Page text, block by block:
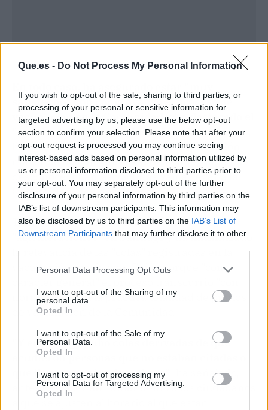
Que.es - Do Not Process My Personal Information
If you wish to opt-out of the sale, sharing to third parties, or
processing of your personal or sensitive information for
targeted advertising by us, please use the below opt-out
section to confirm your selection. Please note that after your
opt-out request is processed you may continue seeing
interest-based ads based on personal information utilized by
us or personal information disclosed to third parties prior to
your opt-out. You may separately opt-out of the further
disclosure of your personal information by third parties on the
IAB’s list of downstream participants. This information may
also be disclosed by us to third parties on the IAB’s List of
Downstream Participants that may further disclose it to other
Personal Data Processing Opt Outs
I want to opt-out of the Sharing of my
personal data.
Opted In
I want to opt-out of the Sale of my
Personal Data.
Opted In
I want to opt-out of processing my
Personal Data for Targeted Advertising.
Opted In
satisfecho" con cómo avanza el proceso de
vacunación en la Comunidad y ha destacado el
"excelente" trabajo de los sanitarios. Además,
ha recalcado que Galicia tiene más población
mayor de 80 y no quiere arriesgarse, dado que
desconoce "cuántas vacunas van a llegar a la
Comunidad" con antelación.
También ha rechazado hablar de
"aglomeraciones" en Santiago y ha minimizado
la relevancia de las "colas" registradas en la
vacunación masiva del Gaiás porque "con
normalidad" en la práctica totalidad de puntos
de vacunación de la Comunidad.
"Y en Satiago hubo colas derivadas de que
acudieron personas que no estaban citadas o
que llegaron antes de su hora"
, ha señalado,
antes de hacer un llamamiento a los ciudadanos
a que se ajusten al horario al que están